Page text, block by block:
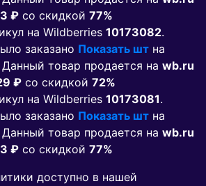
₽ co скидкой 77%
на Wildberries 10173082.
заказано Показать шт на
Данный товар продается на wb.ru
₽ co скидкой 72%
на Wildberries 10173081.
заказано Показать шт на
Данный товар продается на wb.ru
₽ co скидкой 77%
доступно в нашей